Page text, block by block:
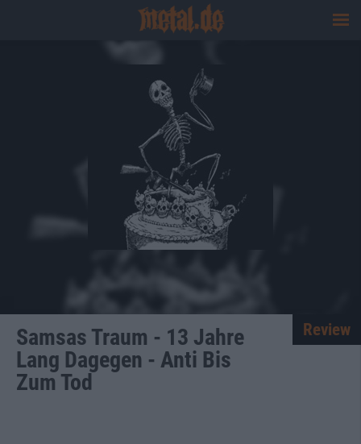
Samsas Traum - 13 Jahre
Lang Dagegen - Anti Bis
Zum Tod
Review